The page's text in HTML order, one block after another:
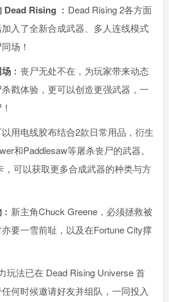
Dead Rising ︰Dead Rising 2各方面
入了全新合成武器、多人连线模式
场！
︰丧尸无处不在，为玩家带来动态
戳体验，更可以创造更强武器，一
以用电线胶布结合2款日常用品，衍生
和Paddlesaw等屠杀丧尸的武器。
，可以获取更多合成武器的种类与方
︰新主角Chuck Greene，必须拯救被
要一雪前耻，以及在Fortune City撑
玩法已在 Dead Rising Universe 首
何时候邀请好友并组队，一同投入